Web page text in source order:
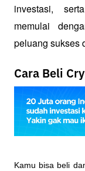
investasi,
memulai
peluang sukses
Cara Beli
Kamu bisa beli